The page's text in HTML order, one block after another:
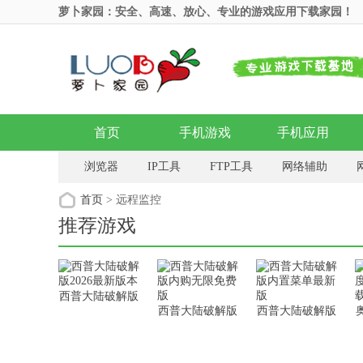
萝卜家园：安全、高速、放心、专业的游戏应用下载家园！
首页 手机游戏 手机应用
浏览器 IP工具 FTP工具 网络辅助
网络共享 网络加速
首页 > 远程监控
推荐游戏
西普大陆破解版
西普大陆破解版
西普大陆破解版